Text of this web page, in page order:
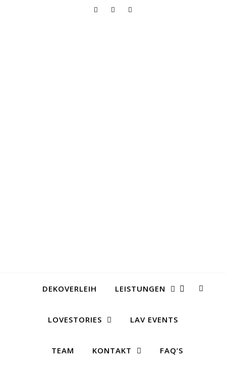
DEKOVERLEIH LEISTUNGEN
LOVESTORIES LAV EVENTS
TEAM KONTAKT FAQ’S